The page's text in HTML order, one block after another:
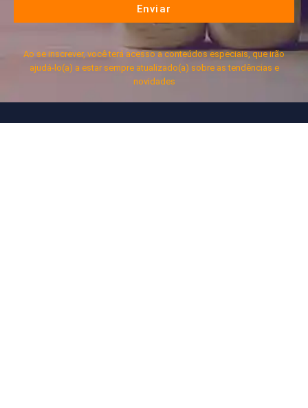
Enviar
Ao se inscrever, você terá acesso a conteúdos especiais, que irão
ajudá-lo(a) a estar sempre atualizado(a) sobre as tendências e
novidades